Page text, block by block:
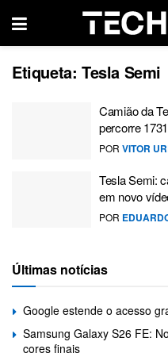
Etiqueta: Tesla Semi
Camião da
percorre
POR VITOR
Tesla Semi:
em novo
POR
Últimas notícias
Google estende o acesso
Samsung Galaxy S26 FE:
cores finais